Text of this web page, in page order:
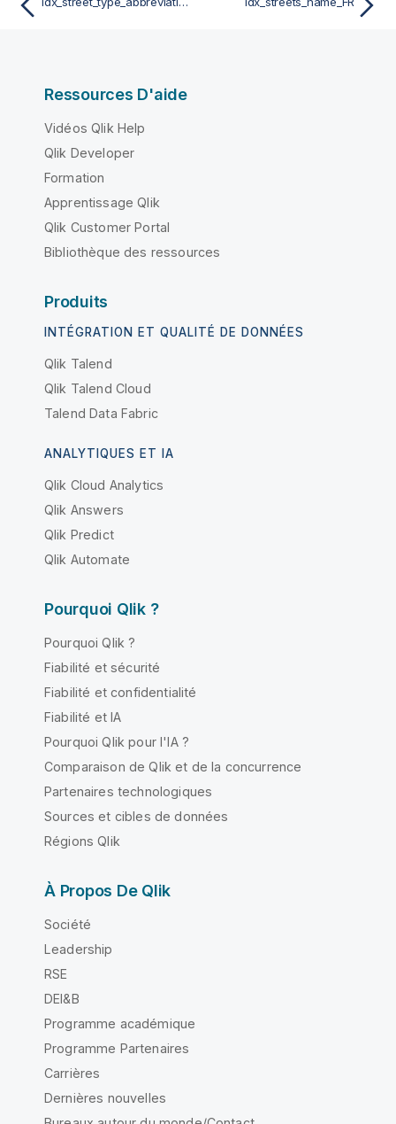
Ressources D'aide
Vidéos Qlik Help
Qlik Developer
Formation
Apprentissage Qlik
Qlik Customer Portal
Bibliothèque des ressources
Produits
INTÉGRATION ET QUALITÉ DE DONNÉES
Qlik Talend
Qlik Talend Cloud
Talend Data Fabric
ANALYTIQUES ET IA
Qlik Cloud Analytics
Qlik Answers
Qlik Predict
Qlik Automate
Pourquoi Qlik ?
Pourquoi Qlik ?
Fiabilité et sécurité
Fiabilité et confidentialité
Fiabilité et IA
Pourquoi Qlik pour l'IA ?
Comparaison de Qlik et de la concurrence
Partenaires technologiques
Sources et cibles de données
Régions Qlik
À Propos De Qlik
Société
Leadership
RSE
DEI&B
Programme académique
Programme Partenaires
Carrières
Dernières nouvelles